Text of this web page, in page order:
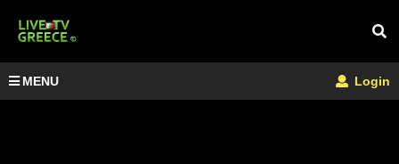
MENU Login